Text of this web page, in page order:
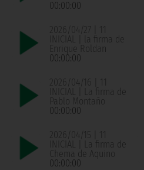
00:00:00
2026/04/27 | 11
INICIAL | la firma de
Enrique Roldan
00:00:00
2026/04/16 | 11
INICIAL | La firma de
Pablo Montaño
00:00:00
2026/04/15 | 11
INICIAL | La firma de
Chema de Aquino
00:00:00